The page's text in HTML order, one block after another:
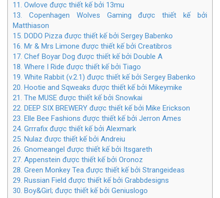
11. Owlove được thiết kế bởi 13mu
13. Copenhagen Wolves Gaming được thiết kế bởi
Matthiason
15. DODO Pizza được thiết kế bởi Sergey Babenko
16. Mr & Mrs Limone được thiết kế bởi Creatibros
17. Chef Boyar Dog được thiết kế bởi Double A
18. Where I Ride được thiết kế bởi Tiago
19. White Rabbit (v.2.1) được thiết kế bởi Sergey Babenko
20. Hootie and Sqweaks được thiết kế bởi Mikeymike
21. The MUSE được thiết kế bởi Snowkai
22. DEEP SIX BREWERY được thiết kế bởi Mike Erickson
23. Elle Bee Fashions được thiết kế bởi Jerron Ames
24. Grrrafix được thiết kế bởi Alexmark
25. Nulaz được thiết kế bởi Andreiu
26. Gnomeangel được thiết kế bởi Itsgareth
27. Appenstein được thiết kế bởi Oronoz
28. Green Monkey Tea được thiết kế bởi Strangeideas
29. Russian Field được thiết kế bởi Grabbdesigns
30. Boy&Girl; được thiết kế bởi Geniuslogo